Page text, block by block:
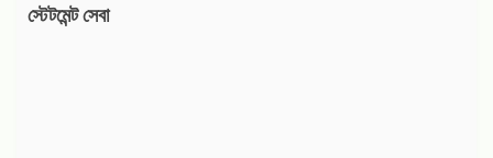
স্টেটমেন্ট সেবা